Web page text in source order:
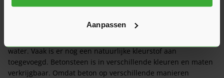
Aanpassen
Video 1 - Betonstenen
water. Vaak is er nog een natuurlijke kleurstof aan
toegevoegd. Betonsteen is in verschillende kleuren en maten
verkrijgbaar. Omdat beton op verschillende manieren